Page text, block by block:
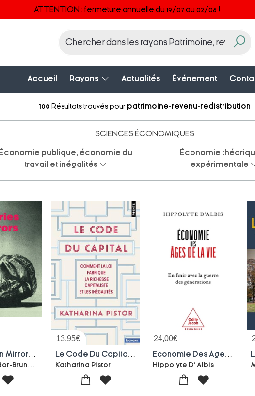
ATTENTION : fermeture annuelle du 19/07 au 02/08 !
Accueil Rayons Actualités Événement
100 Résultats trouvés pour patrimoine-revenu-redistribution
SCIENCES ÉCONOMIQUES
Économie publique, économie du
travail et inégalités
Économie
expérimentale
13,95€
Katharina Pistor
24,00€
Hippolyte D' Albis